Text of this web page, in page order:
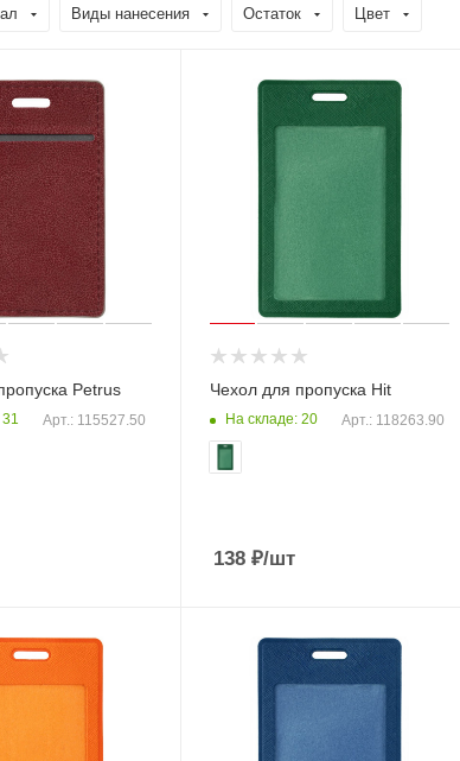
Виды нанесения Остаток Цвет
Petrus
Арт.: 115527.50
Чехол для пропуска Hit
На складе: 20 Арт.: 118263.90
138₽/шт